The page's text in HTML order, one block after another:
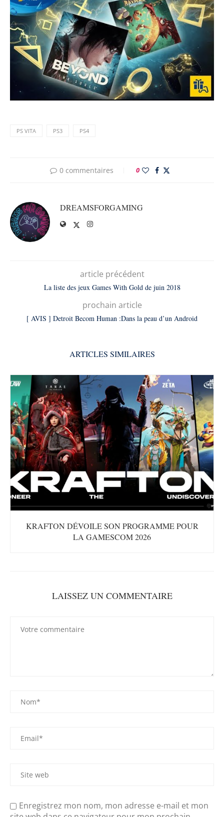
PS VITA PS3 PS4
0 commentaires 0
DREAMSFORGAMING
article précédent
La liste des jeux Games With Gold de juin 2018
prochain article
[ AVIS ] Detroit Becom Human :Dans la peau d’un Android
ARTICLES SIMILAIRES
KRAFTON DÉVOILE SON PROGRAMME POUR
LA GAMESCOM 2026
LAISSEZ UN COMMENTAIRE
Enregistrez mon nom, mon adresse e-mail et mon